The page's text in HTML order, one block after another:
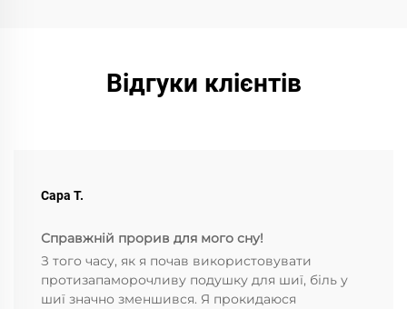
Відгуки клієнтів
Сара Т.
Справжній прорив для мого сну!
З того часу, як я почав використовувати
протизапаморочливу подушку для шиї, біль у
шиї значно зменшився. Я прокидаюся